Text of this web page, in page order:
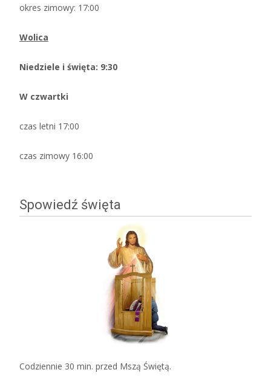
okres zimowy: 17:00
Wolica
Niedziele i święta: 9:30
W czwartki
czas letni 17:00
czas zimowy 16:00
Spowiedź święta
Codziennie 30 min. przed Mszą Świętą.